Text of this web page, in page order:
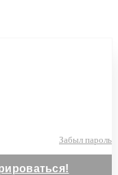
Забыл пароль